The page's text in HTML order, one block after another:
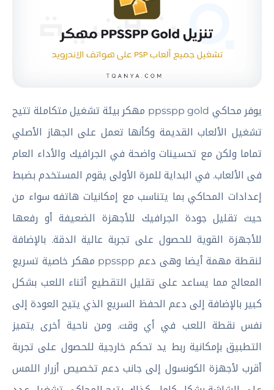
يوفر محاكي ppsspp gold مهكر بيئة تشغيل متكاملة تتيح
تشغيل الألعاب القديمة وكأنها تعمل على الجهاز الأصلي
تماما ولكن مع تحسينات واضحة في الجرافيك والأداء العام
فى الألعاب. في البداية للمرة الأولى يقوم المستخدم بضبط
إعدادات المحاكي بما يتناسب مع إمكانيات هاتفه سواء من
حيث تقليل جودة الجرافيك للأجهزة الضعيفة أو رفعها
للأجهزة القوية للحصول على تجربة عالية الدقة. بالإضافة
لنقطة مهمة أيضا وهى دعم ppsspp مهكر خاصية تسريع
المعالج مما يساعد على تقليل التقطيع أثناء اللعب بشكل
كبير بالإضافة إلى دعم الحفظ السريع الذي يتيح العودة إلى
نفس نقطة اللعب في أي وقت. ومن ناحية أخرى يتميز
التطبيق بإمكانية ربط يد تحكم خارجية للحصول على تجربة
أقرب لأجهزة الكونسول إلى جانب دعم تخصيص أزرار اللمس